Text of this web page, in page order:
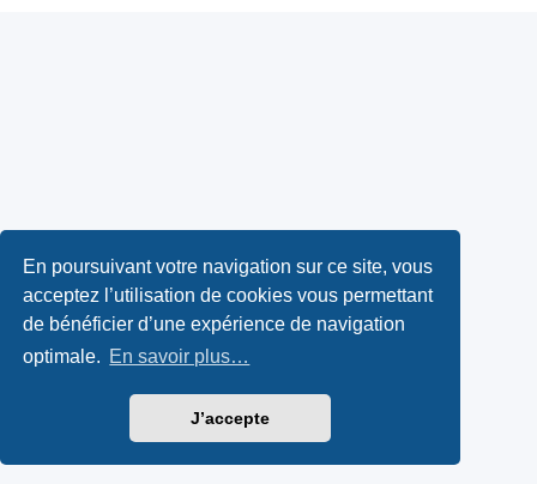
En poursuivant votre navigation sur ce site, vous
acceptez l’utilisation de cookies vous permettant
de bénéficier d’une expérience de navigation
optimale. En savoir plus…
J’accepte